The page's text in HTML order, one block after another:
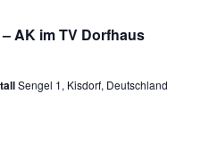
AK im TV Dorfhaus
Sengel 1, Kisdorf, Deutschland